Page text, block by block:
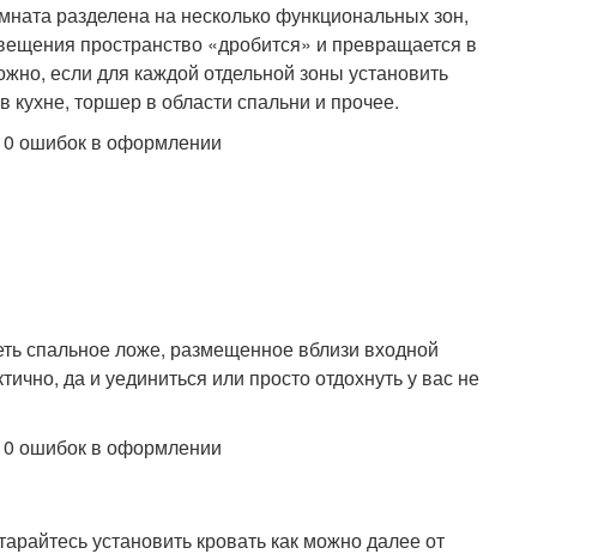
разделена на несколько функциональных зон,
пространство «дробится» и превращается в
если для каждой отдельной зоны установить
кухне, торшер в области спальни и прочее.
спальное ложе, размещенное вблизи входной
да и уединиться или просто отдохнуть у вас не
установить кровать как можно далее от